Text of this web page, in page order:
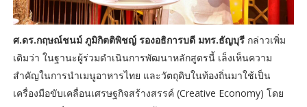
ศ.ดร.กฤษณ์ชนม์ ภูมิกิตติพิชญ์ รองอธิการบดี มทร.ธัญบุรีกล่าวเพิ่ม
เติมว่า ในฐานะผู้ร่วมดำเนินการพัฒนาหลักสูตรนี้ เล็งเห็นความ
สำคัญในการนำเมนูอาหารไทย และวัตถุดิบในท้องถิ่นมาใช้เป็น
เครื่องมือขับเคลื่อนเศรษฐกิจสร้างสรรค์ (Creative Economy) โดย